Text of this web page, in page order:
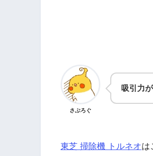
さぶろぐ
吸引力
東芝 掃除機 トルネオは